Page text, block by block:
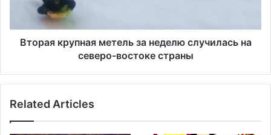
а
л
у
е
Вторая крупная метель за неделю случилась на
северо-востоке страны
Related Articles